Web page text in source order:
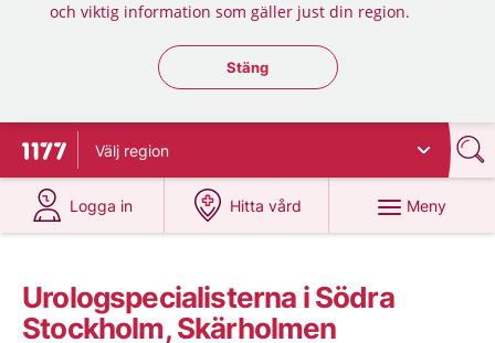
och viktig information som gäller just din region.
Stäng regionsväljaren
Stäng
Till startsidan för 1177
Välj region
Logga in
på 1177.se
Hitta vård
på 1177.se
Meny
Urologspecialisterna i Södra
Stockholm, Skärholmen